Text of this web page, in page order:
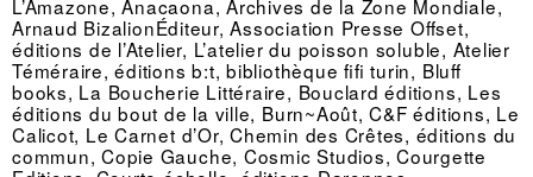
L’Amazone, Anacaona, Archives de la Zone Mondiale,
Arnaud BizalionÉditeur, Association Presse Offset,
éditions de l’Atelier, L’atelier du poisson soluble, Atelier
Téméraire, éditions b:t, bibliothèque fifi turin, Bluff
books, La Boucherie Littéraire, Bouclard éditions, Les
éditions du bout de la ville, Burn~Août, C&F éditions, Le
Calicot, Le Carnet d’Or, Chemin des Crêtes, éditions du
commun, Copie Gauche, Cosmic Studios, Courgette